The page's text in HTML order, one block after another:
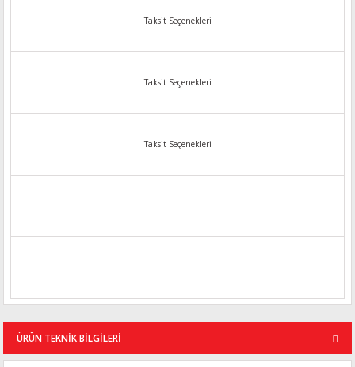
Taksit Seçenekleri
Taksit Seçenekleri
Taksit Seçenekleri
ÜRÜN TEKNİK BİLGİLERİ